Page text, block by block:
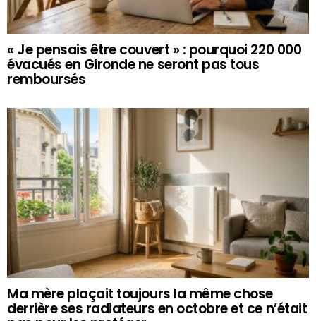
« Je pensais être couvert » : pourquoi 220 000
évacués en Gironde ne seront pas tous
remboursés
Ma mère plaçait toujours la même chose
derrière ses radiateurs en octobre et ce n’était